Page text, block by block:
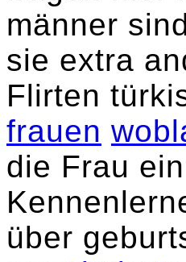
männer
sie extra
Flirten
frauen
die Frau
über